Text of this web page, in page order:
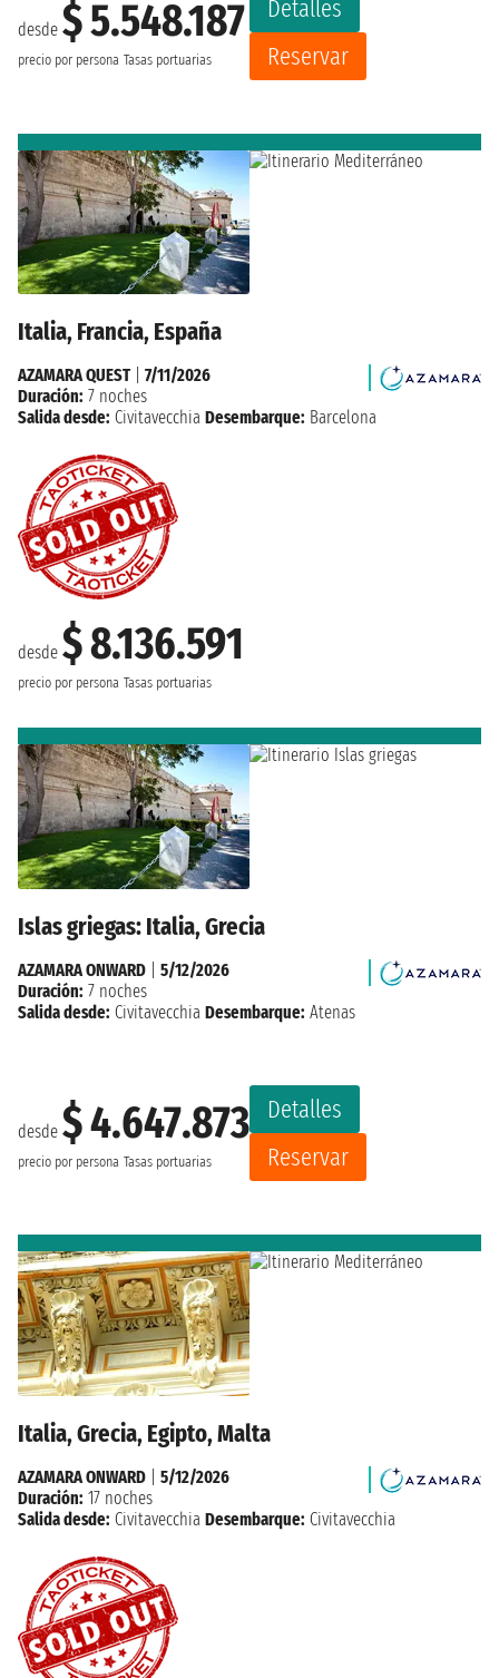
desde $ 5.548.187
precio por persona Tasas portuarias
Detalles
Reservar
Italia, Francia, España
desde $ 8.136.591
precio por persona Tasas portuarias
AZAMARA QUEST| 7/11/2026
Duración: 7 noches
Salida desde: Civitavecchia Desembarque: Barcelona
Islas griegas: Italia, Grecia
desde $ 4.647.873
precio por persona Tasas portuarias
Detalles
Reservar
AZAMARA ONWARD
5/12/2026
Duración: 7 noches
Salida desde: Civitavecchia Desembarque: Atenas
Italia, Grecia, Egipto, Malta
AZAMARA ONWARD
5/12/2026
Duración: 17 noches
Salida desde: Civitavecchia Desembarque: Civitavecchia